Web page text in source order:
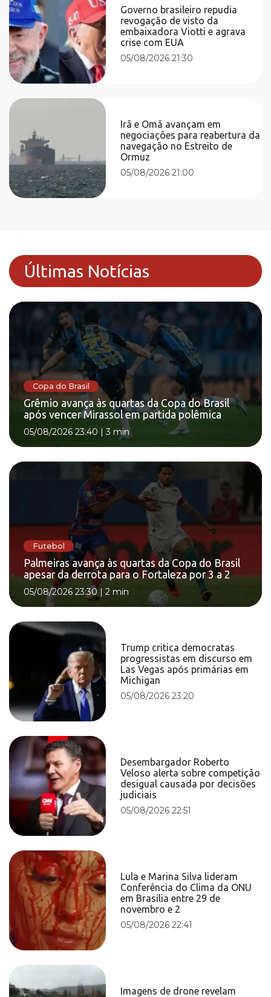
Governo brasileiro repudia
revogação de visto da
embaixadora Viotti e agrava
crise com EUA
05/08/2026 21:30
Irã e Omã avançam em
negociações para reabertura da
navegação no Estreito de
Ormuz
05/08/2026 21:00
Últimas Notícias
Copa do Brasil
Grêmio avança às quartas da Copa do Brasil
após vencer Mirassol em partida polêmica
05/08/2026 23:40 |3 min
Futebol
Palmeiras avança às quartas da Copa do Brasil
apesar da derrota para o Fortaleza por 3 a 2
05/08/2026 23:30| 2 min
Trump critica democratas
progressistas em discurso em
Las Vegas após primárias em
Michigan
05/08/2026 23:20
Desembargador Roberto
Veloso alerta sobre competição
desigual causada por decisões
judiciais
05/08/2026 22:51
Lula e Marina Silva lideram
Conferência do Clima da ONU
em Brasília entre 29 de
novembro e 2
05/08/2026 22:41
Imagens de drone revelam